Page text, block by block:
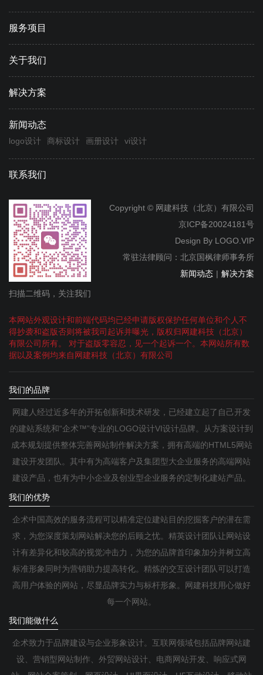
服务项目
关于我们
解决方案
新闻动态
logo设计 商标设计 画册设计 vi设计
联系我们
扫描二维码，关注我们
Copyright © 网建科技（北京）有限公司
京ICP备20024181号
Design By LOGO.VIP
常驻法律顾问：北京国枫律师事务所
新闻动态 | 解决方案
本网站外观设计和前端代码均已经申请版权保护任何单位和个人不
得抄袭和盗版否则将被我司起诉并曝光，版权归网建科技（北京）
有限公司所有。 对于盗版零容忍，见一个起诉一个。本网站所有数
据以及案例均来自网建科技（北京）有限公司
我们的品牌
网建人经过近多年的开拓创新和技术研发，已经建立起了自己开发
的建站系统和“企术™”专业的LOGO设计VI设计品牌。从方案设计到
成本规划提供整体完善网站制作解决方案，拥有高端的HTML5网站
建设开发团队。其中有为高端客户及集团型大企业服务的高端网站
建设产品，也有为中小企业及创业型企业服务的定制化建站产品。
我们的优势
企术中国高效的服务流程可以精准定位建站目的挖掘客户的潜在需
求，为您深度策划网站解决您的后顾之忧。精英设计团队让网站设
计有差异化和较高的视觉冲击力，为您的品牌首印象加分并树立高
标准形象同时为营销助力提高转化。精炼的交互设计团队可以打造
高用户体验的网站，尽显品牌实力与标杆形象。网建科技用心做好
每一个网站。
我们能做什么
企术致力于品牌建设与企业形象设计。互联网领域包括品牌网站建
设、营销型网站制作、外贸网站设计、电商网站开发、响应式网